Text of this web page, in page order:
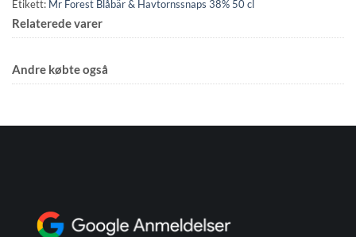
Etikett: Mr Forest Blåbär & Havtornssnaps 38% 50 cl
Relaterede varer
Andre købte også